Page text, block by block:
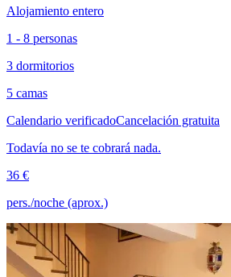
Alojamiento entero
1 - 8 personas
3 dormitorios
5 camas
Calendario verificadoCancelación gratuita
Todavía no se te cobrará nada.
36 €
pers./noche (aprox.)